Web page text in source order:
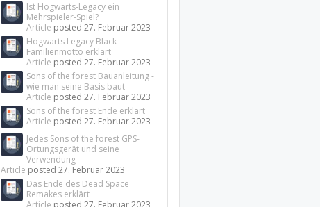
Ist Hogwarts-Legacy ein
Mehrspieler-Spiel?
Article posted27. Februar 2023
Hogwarts Legacy Black
Familienmotto erklärt
Article posted27. Februar 2023
Sons of the forest Bauanleitung -
wie man seine Basis baut
Article posted27. Februar 2023
Sons of the forest Ende erklärt
Article posted27. Februar 2023
Jedes Sons of the forest GPS-
Ortungsgerät und seine
Verwendung
Article posted27. Februar 2023
Das Ende des Dead Space
Remakes erklärt
Article posted27. Februar 2023